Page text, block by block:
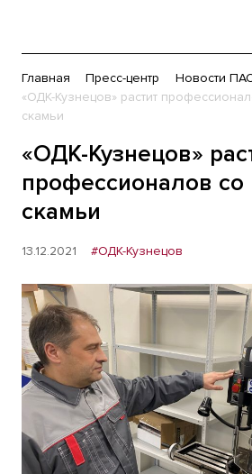
Главная Пресс-центр
Новости
«ОДК-Кузнецов» растит
скамьи
«ОДК-Кузнецов»
профессионалов
скамьи
13.12.2021 #ОДК-Кузнецов